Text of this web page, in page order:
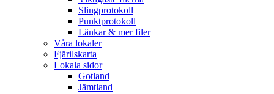
Slingprotokoll
Punktprotokoll
Länkar & mer filer
Våra lokaler
Fjärilskarta
Lokala sidor
Gotland
Jämtland